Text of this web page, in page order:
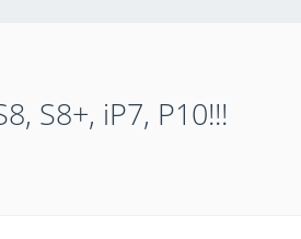
S8+, iP7, P10!!!